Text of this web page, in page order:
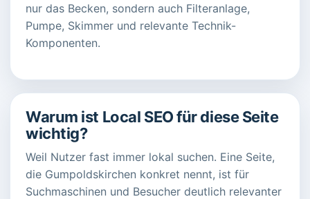
nur das Becken, sondern auch Filteranlage,
Pumpe, Skimmer und relevante Technik-
Komponenten.
Warum ist Local SEO für diese Seite
wichtig?
Weil Nutzer fast immer lokal suchen. Eine Seite,
die Gumpoldskirchen konkret nennt, ist für
Suchmaschinen und Besucher deutlich relevanter